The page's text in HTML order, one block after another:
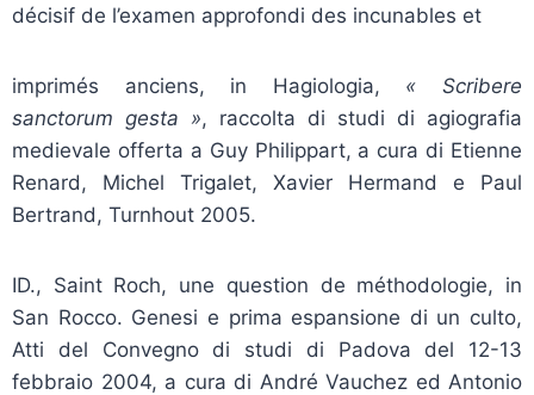
décisif de l’examen approfondi des incunables et
imprimés anciens, in Hagiologia, « Scribere
sanctorum gesta », raccolta di studi di agiografia
medievale offerta a Guy Philippart, a cura di Etienne
Renard, Michel Trigalet, Xavier Hermand e Paul
Bertrand, Turnhout 2005.
ID., Saint Roch, une question de méthodologie, in
San Rocco. Genesi e prima espansione di un culto,
Atti del Convegno di studi di Padova del 12-13
febbraio 2004, a cura di André Vauchez ed Antonio